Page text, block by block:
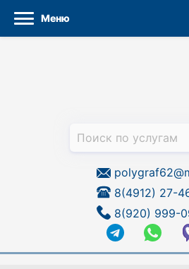
8(4912) 27-
8(920) 999-
Меню